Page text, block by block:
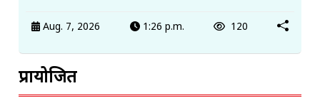
Aug. 7, 2026 1:26 p.m. 120
प्रायोजित